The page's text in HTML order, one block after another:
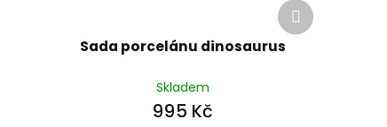
Sada porcelánu dinosaurus
Skladem
995 Kč
Další
produkt